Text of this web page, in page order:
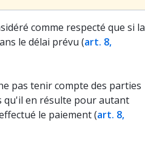
comme respecté que si la
le délai prévu (art. 8,
pas tenir compte des parties
qu'il en résulte pour autant
le paiement (art. 8,